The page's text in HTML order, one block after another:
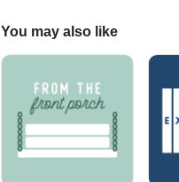
ความจริงอั
ไป .#สรุปห
โลก
You may also like